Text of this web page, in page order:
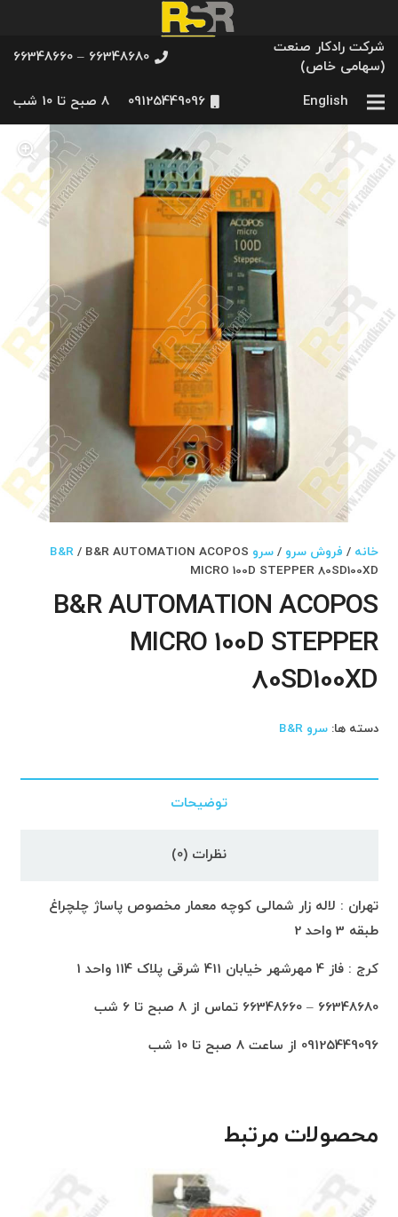
شرکت رادکار صنعت
(سهامی خاص)
66348680 – 66348660
English
09125449096 8 صبح تا 10 شب
خانه / فروش سرو /سرو B&R / B&R AUTOMATION ACOPOS
MICRO 100D STEPPER 80SD100XD
B&R AUTOMATION ACOPOS
MICRO 100D STEPPER
80SD100XD
دسته ها:سرو B&R
توضیحات
نظرات (0)
تهران : لاله زار شمالی کوچه معمار مخصوص پاساژ چلچراغ
طبقه 3 واحد 2
کرج : فاز 4 مهرشهر خیابان 411 شرقی پلاک 114 واحد 1
66348680 – 66348660 تماس از 8 صبح تا 6 شب
09125449096 از ساعت 8 صبح تا 10 شب
محصولات مرتبط